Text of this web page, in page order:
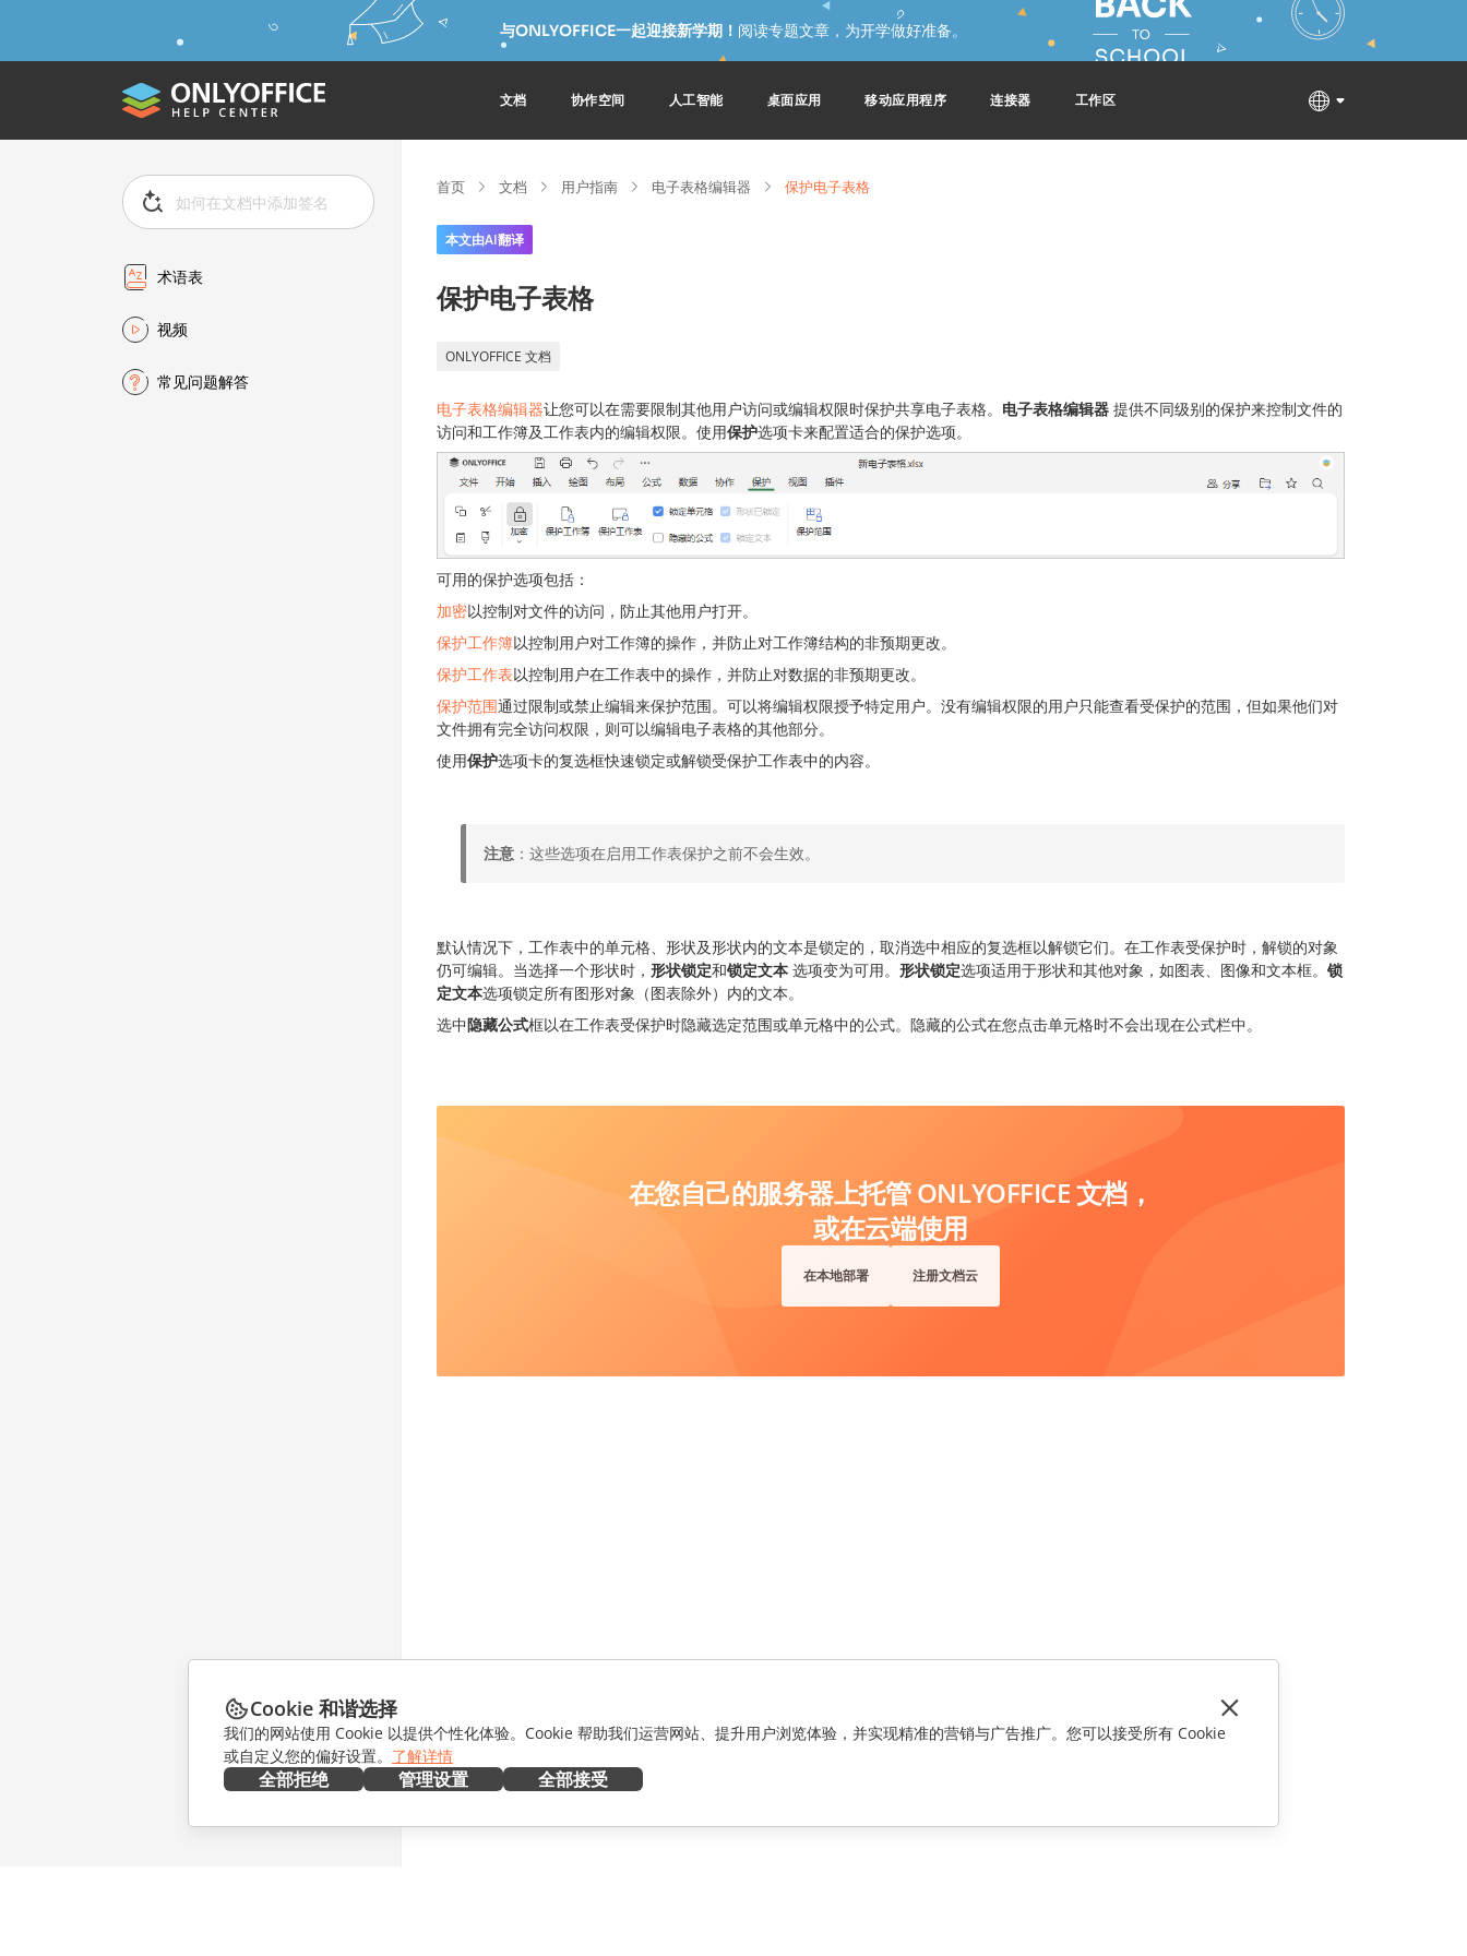
与ONLYOFFICE一起迎接新学期！ 阅读专题文章，为开学做好准备。
文档 协作空间 人工智能 桌面应用 移动应用程序 连接器 工作区
术语表
视频
常见问题解答
首页 文档 用户指南 电子表格编辑器 保护电子表格
本文由AI翻译
保护电子表格
ONLYOFFICE 文档
电子表格编辑器让您可以在需要限制其他用户访问或编辑权限时保护共享电子表格。 电子表格编辑器 提供不同级别的保护来控制文件的
访问和工作簿及工作表内的编辑权限。使用保护选项卡来配置适合的保护选项。
可用的保护选项包括：
加密以控制对文件的访问，防止其他用户打开。
保护工作簿以控制用户对工作簿的操作，并防止对工作簿结构的非预期更改。
保护工作表以控制用户在工作表中的操作，并防止对数据的非预期更改。
保护范围通过限制或禁止编辑来保护范围。可以将编辑权限授予特定用户。没有编辑权限的用户只能查看受保护的范围，但如果他们对
文件拥有完全访问权限，则可以编辑电子表格的其他部分。
使用保护选项卡的复选框快速锁定或解锁受保护工作表中的内容。
注意 ：这些选项在启用工作表保护之前不会生效。
默认情况下，工作表中的单元格、形状及形状内的文本是锁定的，取消选中相应的复选框以解锁它们。在工作表受保护时，解锁的对象
仍可编辑。当选择一个形状时， 形状锁定和锁定文本 选项变为可用。 形状锁定选项适用于形状和其他对象，如图表、图像和文本框。 锁
定文本选项锁定所有图形对象（图表除外）内的文本。
选中隐藏公式框以在工作表受保护时隐藏选定范围或单元格中的公式。隐藏的公式在您点击单元格时不会出现在公式栏中。
在您自己的服务器上托管 ONLYOFFICE 文档，
或在云端使用
在本地部署 注册文档云
Cookie 和谐选择
我们的网站使用 Cookie 以提供个性化体验。Cookie 帮助我们运营网站、提升用户浏览体验，并实现精准的营销与广告推广。您可以接受所有 Cookie
或自定义您的偏好设置。 了解详情
全部拒绝 管理设置 全部接受